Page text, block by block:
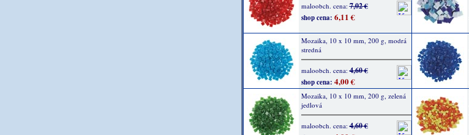
maloobch. cena:7,02 €
shop cena: 6,11 €
Mozaika, 10 x 10 mm, 200 g, modrá
stredná
maloobch. cena:4,60 €
shop cena: 4,00 €
Mozaika, 10 x 10 mm, 200 g, zelená
jedlová
maloobch. cena:4,60 €